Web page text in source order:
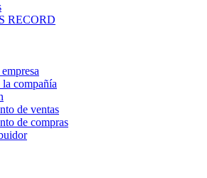
RECORD
compañía
de ventas
de compras